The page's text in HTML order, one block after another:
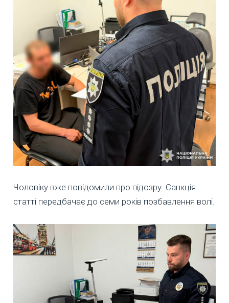
Чоловіку вже повідомили про підозру. Санкція
статті передбачає до семи років позбавлення волі.